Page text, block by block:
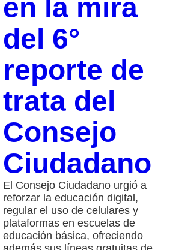
en la mira
del 6°
reporte de
trata del
Consejo
Ciudadano
El Consejo Ciudadano urgió a
reforzar la educación digital,
regular el uso de celulares y
plataformas en escuelas de
educación básica, ofreciendo